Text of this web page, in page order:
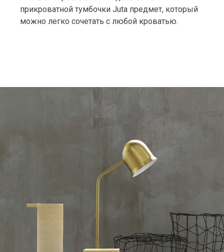
прикроватной тумбочки Juta предмет, который
можно легко сочетать с любой кроватью.